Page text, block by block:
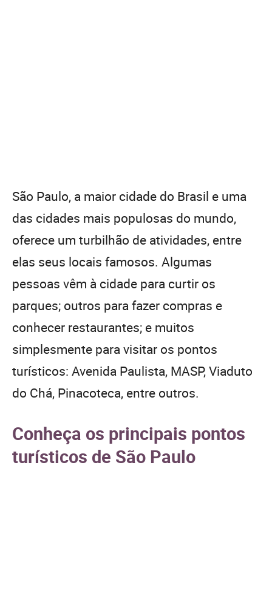
São Paulo, a maior cidade do Brasil e uma
das cidades mais populosas do mundo,
oferece um turbilhão de atividades, entre
elas seus locais famosos. Algumas
pessoas vêm à cidade para curtir os
parques; outros para fazer compras e
conhecer restaurantes; e muitos
simplesmente para visitar os pontos
turísticos: Avenida Paulista, MASP, Viaduto
do Chá, Pinacoteca, entre outros.
Conheça os principais pontos
turísticos de São Paulo